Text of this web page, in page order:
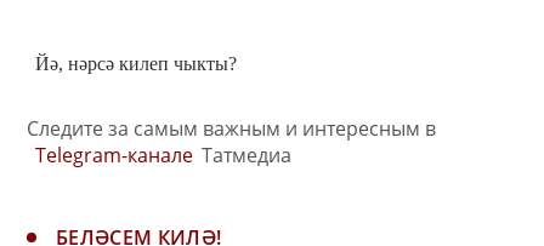
Йә, нәрсә килеп чыкты?
Следите за самым важным и интересным в
Telegram-канале Татмедиа
БЕЛӘСЕМ КИЛӘ!